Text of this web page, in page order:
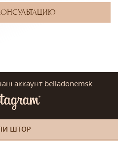
аккаунт belladonemsk
ШТОР